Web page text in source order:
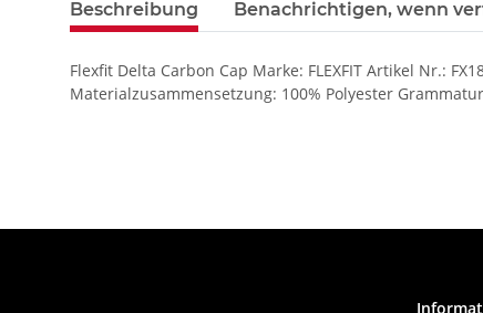
Beschreibung Benachrichtigen, wenn
Flexfit Delta Carbon Cap Marke: FLEXFIT Artikel Nr.:
Materialzusammensetzung: 100% Polyester